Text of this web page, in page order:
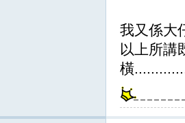
我又係大
以上所講
橫